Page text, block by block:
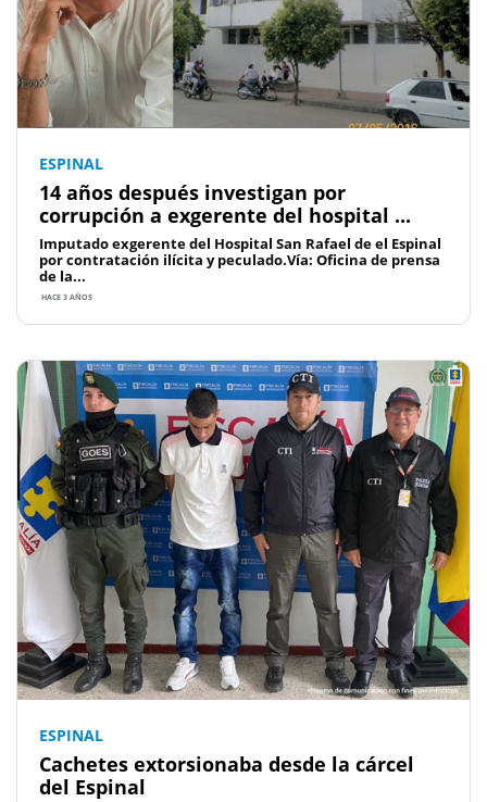
ESPINAL
14 años después investigan por
corrupción a exgerente del hospital ...
Imputado exgerente del Hospital San Rafael de el Espinal
por contratación ilícita y peculado.Vía: Oficina de prensa
de la...
HACE 3 AÑOS
ESPINAL
Cachetes extorsionaba desde la cárcel
del Espinal